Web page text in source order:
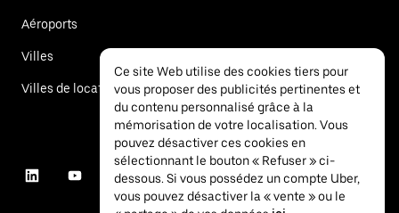
Aéroports
Villes
Villes de location de voitures
Ce site Web utilise des cookies tiers pour
vous proposer des publicités pertinentes et
du contenu personnalisé grâce à la
mémorisation de votre localisation. Vous
pouvez désactiver ces cookies en
sélectionnant le bouton « Refuser » ci-
dessous. Si vous possédez un compte Uber,
vous pouvez désactiver la « vente » ou le